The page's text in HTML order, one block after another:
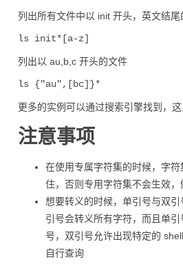
列出所有文件中以 init 开头，英文结尾
列出以 au,b,c 开头的文件
更多的实例可以通过搜索引擎找到，
注意事项
在使用专属字符集的时候，字
住，否则专用字符集不会生效
想要转义的时候，单引号与双
引号会转义所有字符，而且单引
号，双引号允许出现特定的
自行查询